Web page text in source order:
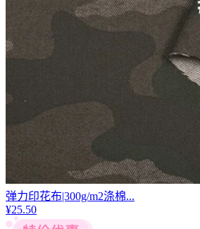
弹力印花布|300g/m2涤棉...
¥25.50